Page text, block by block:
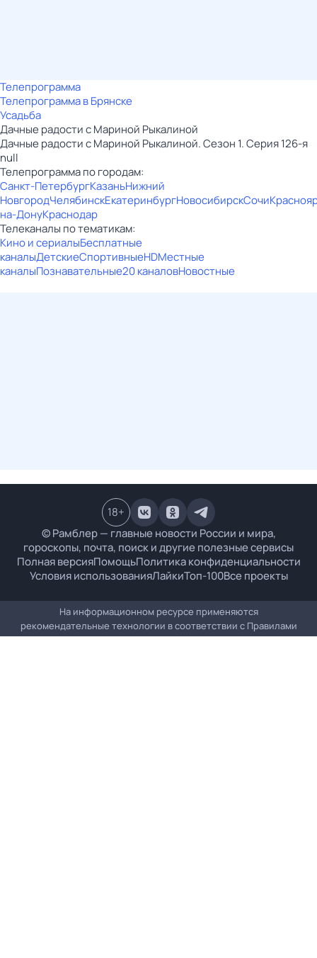
Телепрограмма
Телепрограмма в Брянске
Усадьба
Дачные радости с Мариной Рыкалиной
Дачные радости с Мариной Рыкалиной. Сезон 1. Серия 126-я
null
Телепрограмма по городам:
Санкт-ПетербургКазаньНижний
НовгородЧелябинскЕкатеринбургНовосибирскСочи
на-ДонуКраснодар
Телеканалы по тематикам:
Кино и сериалыБесплатные
каналыДетскиеСпортивныеHDМестные
каналыПознавательные20 каналовНовостные
© Рамблер — главные новости России и мира,
гороскопы, почта, поиск и другие полезные сервисы
Полная версияПомощьПолитика конфиденциальности
Условия использованияЛайкиТоп-100Все проекты
18+
На информационном ресурсе применяются
рекомендательные технологии в соответствии с Правилами